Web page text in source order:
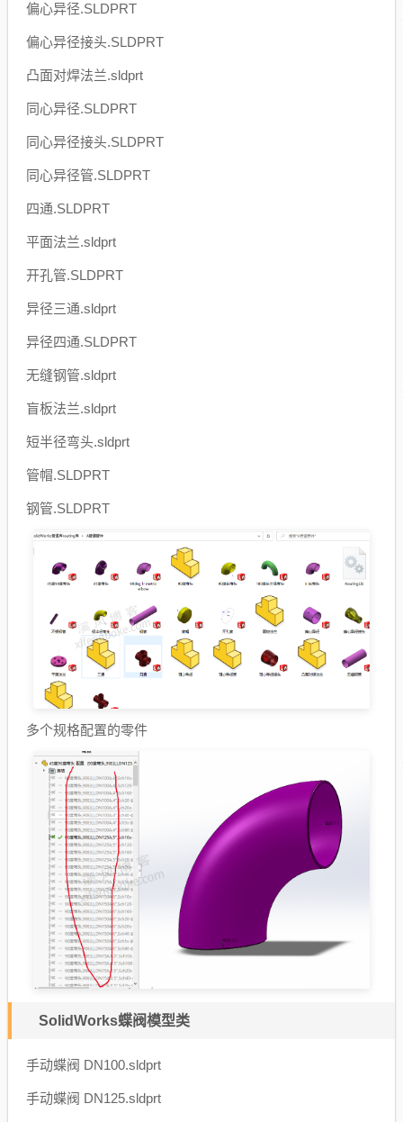
偏心异径.SLDPRT
偏心异径接头.SLDPRT
凸面对焊法兰.sldprt
同心异径.SLDPRT
同心异径接头.SLDPRT
同心异径管.SLDPRT
四通.SLDPRT
平面法兰.sldprt
开孔管.SLDPRT
异径三通.sldprt
异径四通.SLDPRT
无缝钢管.sldprt
盲板法兰.sldprt
短半径弯头.sldprt
管帽.SLDPRT
钢管.SLDPRT
多个规格配置的零件
SolidWorks蝶阀模型类
手动蝶阀 DN100.sldprt
手动蝶阀 DN125.sldprt